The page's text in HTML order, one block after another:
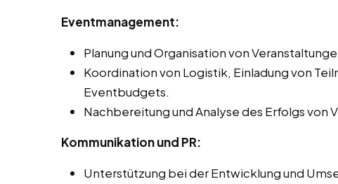
Eventmanagement:
Planung und Organisation von
Koordination von Logistik, Einladung von
Eventbudgets.
Nachbereitung und Analyse des Erfolgs von
Kommunikation und PR:
Unterstützung bei der Entwicklung und